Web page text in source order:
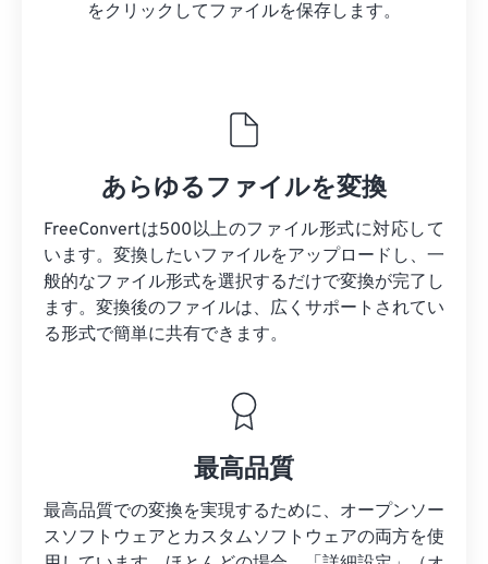
をクリックしてファイルを保存します。
あらゆるファイルを変換
FreeConvertは500以上のファイル形式に対応して
います。変換したいファイルをアップロードし、一
般的なファイル形式を選択するだけで変換が完了し
ます。変換後のファイルは、広くサポートされてい
る形式で簡単に共有できます。
最高品質
最高品質での変換を実現するために、オープンソー
スソフトウェアとカスタムソフトウェアの両方を使